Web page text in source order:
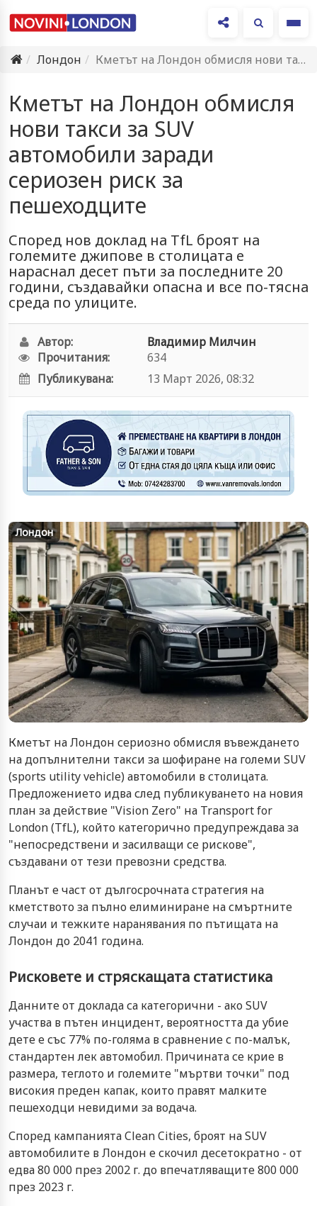
Лондон
Кметът на Лондон обмисля нови такси за SUV автомобили заради…
Кметът на Лондон обмисля
нови такси за SUV
автомобили заради
сериозен риск за
пешеходците
Според нов доклад на TfL броят на
големите джипове в столицата е
нараснал десет пъти за последните 20
години, създавайки опасна и все по-тясна
среда по улиците.
Автор:
Владимир Милчин
Прочитания:
634
Публикувана:
13 Март 2026, 08:32
Лондон
Кметът на Лондон сериозно обмисля въвеждането
на допълнителни такси за шофиране на големи SUV
(sports utility vehicle) автомобили в столицата.
Предложението идва след публикуването на новия
план за действие "Vision Zero" на Transport for
London (TfL), който категорично предупреждава за
"непосредствени и засилващи се рискове",
създавани от тези превозни средства.
Планът е част от дългосрочната стратегия на
кметството за пълно елиминиране на смъртните
случаи и тежките наранявания по пътищата на
Лондон до 2041 година.
Рисковете и стряскащата статистика
Данните от доклада са категорични - ако SUV
участва в пътен инцидент, вероятността да убие
дете е със 77% по-голяма в сравнение с по-малък,
стандартен лек автомобил. Причината се крие в
размера, теглото и големите "мъртви точки" под
високия преден капак, които правят малките
пешеходци невидими за водача.
Според кампанията Clean Cities, броят на SUV
автомобилите в Лондон е скочил десетократно - от
едва 80 000 през 2002 г. до впечатляващите 800 000
през 2023 г.